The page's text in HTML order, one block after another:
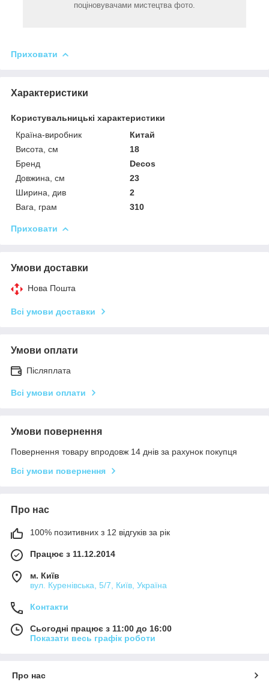
поціновувачами мистецтва фото.
Приховати
Характеристики
Користувальницькі характеристики
Країна-виробник
Китай
Висота, см
18
Бренд
Decos
Довжина, см
23
Ширина, див
2
Вага, грам
310
Приховати
Умови доставки
Нова Пошта
Всі умови доставки
Умови оплати
Післяплата
Всі умови оплати
Умови повернення
Повернення товару впродовж 14 днів за рахунок покупця
Всі умови повернення
Про нас
100% позитивних з 12 відгуків за рік
Працює з 11.12.2014
м. Київ
вул. Куренівська, 5/7, Київ, Україна
Контакти
Сьогодні працює з 11:00 до 16:00
Показати весь графік роботи
Про нас